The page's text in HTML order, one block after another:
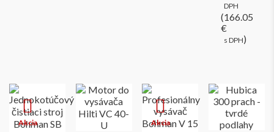
DPH
(166.05
€
s DPH)